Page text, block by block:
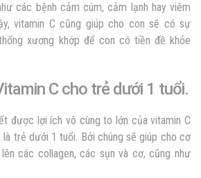
các bệnh cảm cúm, cảm lạnh hay viêm
vitamin C cũng giúp cho con sẽ có sự
xương khớp để con có tiền đề khỏe
C cho trẻ dưới 1 tuổi.
được lợi ích vô cùng to lớn của vitamin C
trẻ dưới 1 tuổi. Bởi chúng sẽ giúp cho cơ
các collagen, các sụn và cơ, cũng như